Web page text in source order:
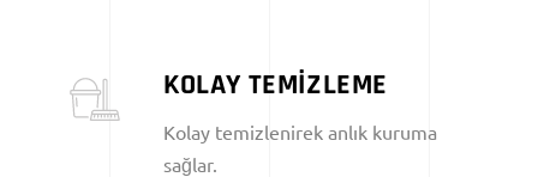
KOLAY TEMİZLEME
Kolay temizlenirek anlık kuruma
sağlar.